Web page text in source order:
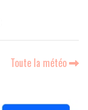
Toute la météo